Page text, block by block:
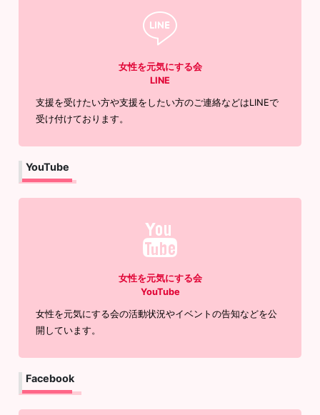
女性を元気にする会
LINE
支援を受けたい方や支援をしたい方のご連絡などはLINEで
受け付けております。
YouTube
女性を元気にする会
YouTube
女性を元気にする会の活動状況やイベントの告知などを公
開しています。
Facebook